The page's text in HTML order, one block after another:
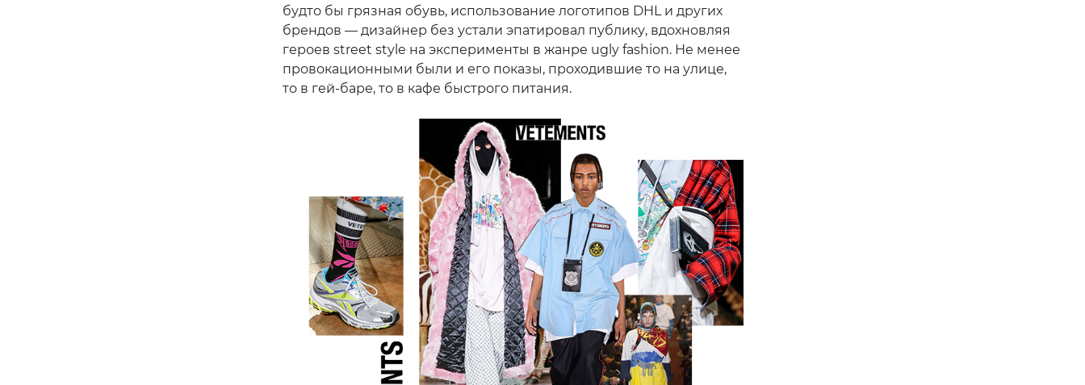
будто бы грязная обувь, использование логотипов DHL и других
брендов — дизайнер без устали эпатировал публику, вдохновляя
героев street style на эксперименты в жанре ugly fashion. Не менее
провокационными были и его показы, проходившие то на улице,
то в гей-баре, то в кафе быстрого питания.